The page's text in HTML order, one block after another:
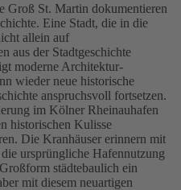
Groß St. Martin dokumentieren
Eine Stadt, die in die
allein auf
aus der Stadtgeschichte
moderne Architektur-
wieder neue historische
anspruchsvoll fortsetzen.
im Kölner Rheinauhafen
historischen Kulisse
Die Kranhäuser erinnern mit
ursprüngliche Hafennutzung
städtebaulich ein
mit diesem neuartigen